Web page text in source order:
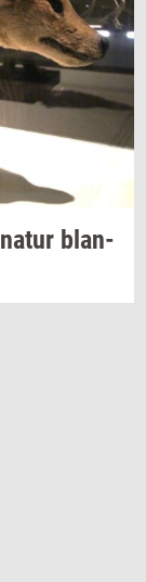
natur blan­